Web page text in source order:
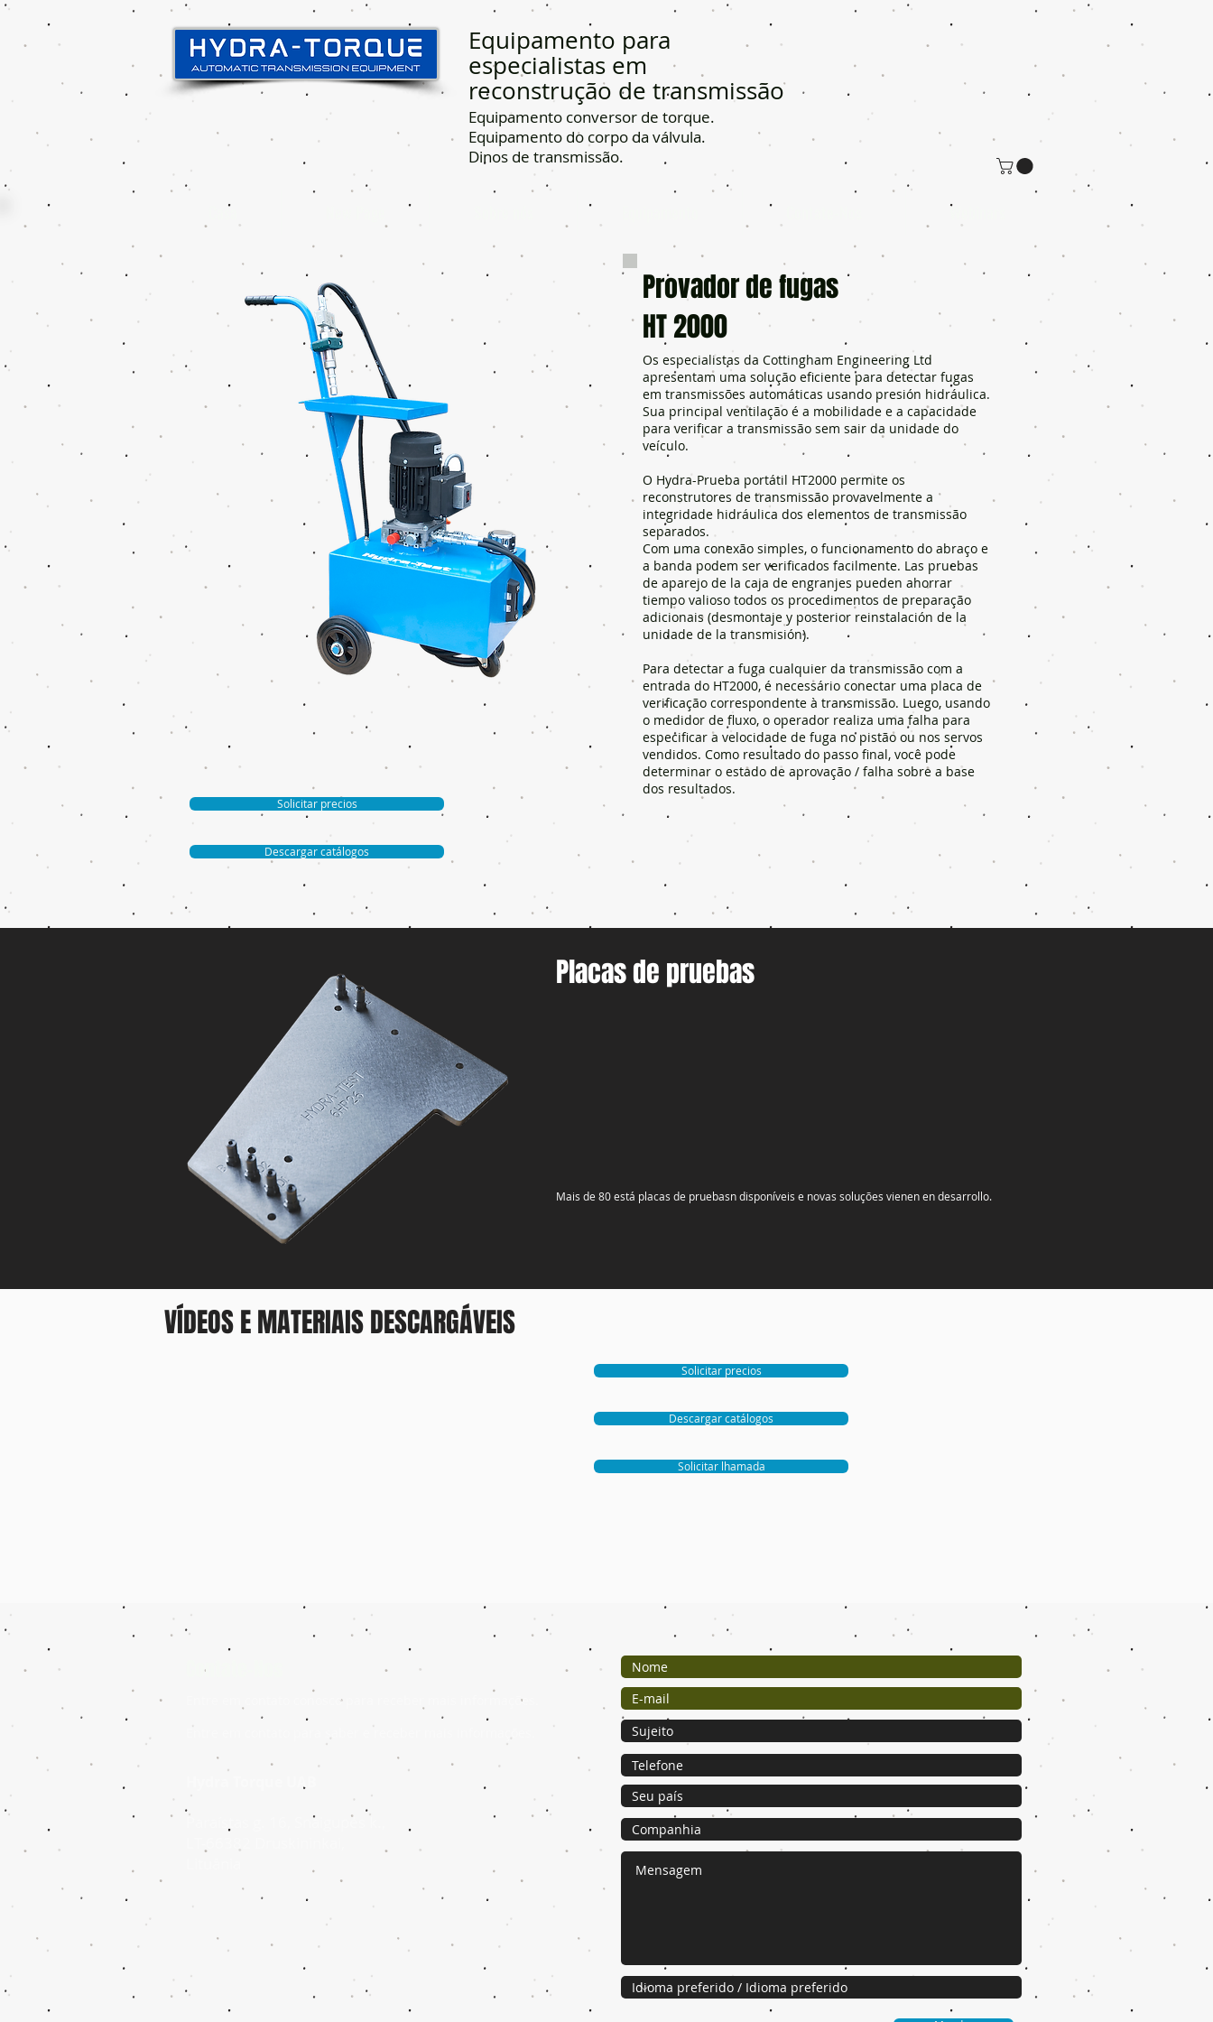
Equipamento para
especialistas em
reconstrução de transmissão
Equipamento conversor de torque.
Equipamento do corpo da válvula.
Dinos de transmissão.
Solicitar precios
Descargar catálogos
Provador de fugas
HT 2000
Os especialistas da Cottingham Engineering Ltd
apresentam uma solução eficiente para detectar fugas
em transmissões automáticas usando presión hidráulica.
Sua principal ventilação é a mobilidade e a capacidade
para verificar a transmissão sem sair da unidade do
veículo.
O Hydra-Prueba portátil HT2000 permite os
reconstrutores de transmissão provavelmente a
integridade hidráulica dos elementos de transmissão
separados.
Com uma conexão simples, o funcionamento do abraço e
a banda podem ser verificados facilmente. Las pruebas
de aparejo de la caja de engranjes pueden ahorrar
tiempo valioso todos os procedimentos de preparação
adicionais (desmontaje y posterior reinstalación de la
unidade de la transmisión).
Para detectar a fuga cualquier da transmissão com a
entrada do HT2000, é necessário conectar uma placa de
verificação correspondente à transmissão. Luego, usando
o medidor de fluxo, o operador realiza uma falha para
especificar a velocidade de fuga no pistão ou nos servos
vendidos. Como resultado do passo final, você pode
determinar o estado de aprovação / falha sobre a base
dos resultados.
Placas de pruebas
Mais de 80 está placas de pruebasn disponíveis e novas soluções vienen en desarrollo.
Solicitar precios
Descargar catálogos
Solicitar lhamada
VÍDEOS E MATERIAIS DESCARGÁVEIS
Casa Webinars
Contate-Nos
Entre em contato conosco para receber mais informações.
Hydra Torque UAB
Paraístas g. 16, Snaigupės k.,